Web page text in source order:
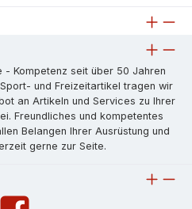
- Kompetenz seit über 50 Jahren
und Freizeitartikel tragen wir
an Artikeln und Services zu Ihrer
Freundliches und kompetentes
Belangen Ihrer Ausrüstung und
gerne zur Seite.